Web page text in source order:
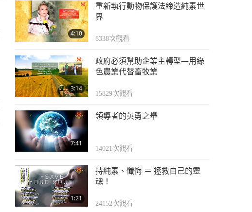
4:10
重新執行動物保護法締造純素世
界
8338次觀看
3:14
政府必須幫助企業主轉型—用綠
色農業代替畜牧業
15829次觀看
7:41
領導者的英勇之舉
14021次觀看
1:21
持純素、懺悔 ＝ 拯救自己的靈
魂！
24152次觀看